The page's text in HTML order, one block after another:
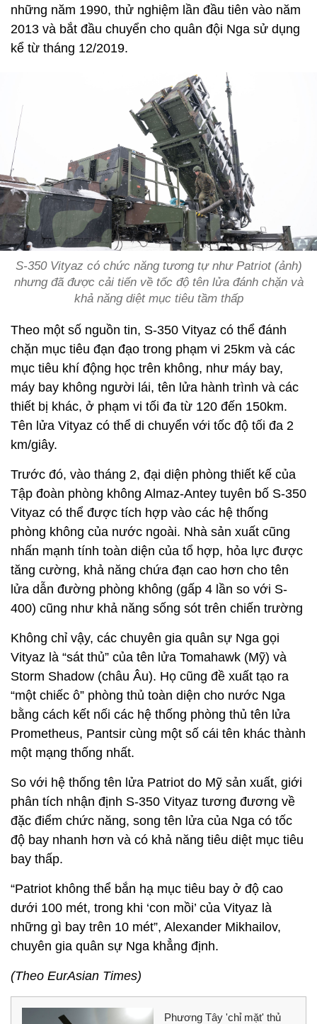
những năm 1990, thử nghiệm lần đầu tiên vào năm
2013 và bắt đầu chuyển cho quân đội Nga sử dụng
kể từ tháng 12/2019.
S-350 Vityaz có chức năng tương tự như Patriot (ảnh)
nhưng đã được cải tiến về tốc độ tên lửa đánh chặn và
khả năng diệt mục tiêu tầm thấp
Theo một số nguồn tin, S-350 Vityaz có thể đánh
chặn mục tiêu đạn đạo trong phạm vi 25km và các
mục tiêu khí động học trên không, như máy bay,
máy bay không người lái, tên lửa hành trình và các
thiết bị khác, ở phạm vi tối đa từ 120 đến 150km.
Tên lửa Vityaz có thể di chuyển với tốc độ tối đa 2
km/giây.
Trước đó, vào tháng 2, đại diện phòng thiết kế của
Tập đoàn phòng không Almaz-Antey tuyên bố S-350
Vityaz có thể được tích hợp vào các hệ thống
phòng không của nước ngoài. Nhà sản xuất cũng
nhấn mạnh tính toàn diện của tổ hợp, hỏa lực được
tăng cường, khả năng chứa đạn cao hơn cho tên
lửa dẫn đường phòng không (gấp 4 lần so với S-
400) cũng như khả năng sống sót trên chiến trường
Không chỉ vậy, các chuyên gia quân sự Nga gọi
Vityaz là “sát thủ” của tên lửa Tomahawk (Mỹ) và
Storm Shadow (châu Âu). Họ cũng đề xuất tạo ra
“một chiếc ô” phòng thủ toàn diện cho nước Nga
bằng cách kết nối các hệ thống phòng thủ tên lửa
Prometheus, Pantsir cùng một số cái tên khác thành
một mạng thống nhất.
So với hệ thống tên lửa Patriot do Mỹ sản xuất, giới
phân tích nhận định S-350 Vityaz tương đương về
đặc điểm chức năng, song tên lửa của Nga có tốc
độ bay nhanh hơn và có khả năng tiêu diệt mục tiêu
bay thấp.
“Patriot không thể bắn hạ mục tiêu bay ở độ cao
dưới 100 mét, trong khi ‘con mồi’ của Vityaz là
những gì bay trên 10 mét”, Alexander Mikhailov,
chuyên gia quân sự Nga khẳng định.
(Theo EurAsian Times)
Phương Tây 'chỉ mặt' thủ